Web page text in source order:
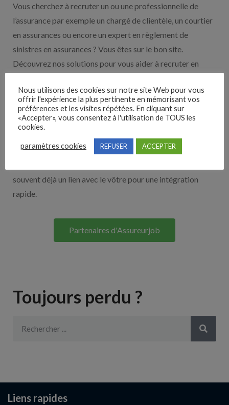
Vous cherchez à recruter un ou une professionnelle de
l’assurance par exemple un chargé de clientèle, un courtier
en assurances ou encore un expert en règlement de
sinistres en assurances ? Vous êtes sur le bon site.
Découvrez nos solutions pour vous aider à recruter en
Nos solutions entreprises
Découvrez nos partenaires ! Moteurs de recherches,
multidiffuseurs, sites payant… nombreux sont nos
souvent déjà un lien avec le vôtre pour une intégration
rapide.
Partenaires d'Assureurjob
Toujours perdu ?
Liens rapides
Nous utilisons des cookies sur notre site Web pour vous
offrir l'expérience la plus pertinente en mémorisant vos
préférences et les visites répétées. En cliquant sur
«Accepter», vous consentez à l'utilisation de TOUS les
cookies.
paramètres cookies REFUSER ACCEPTER